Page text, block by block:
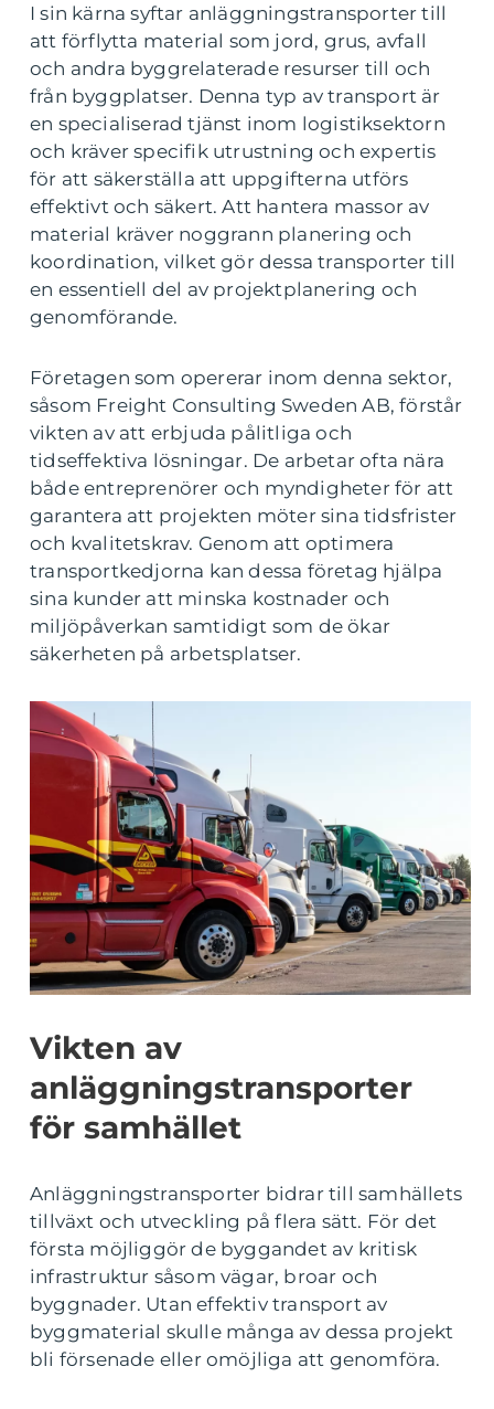
I sin kärna syftar anläggningstransporter till
att förflytta material som jord, grus, avfall
och andra byggrelaterade resurser till och
från byggplatser. Denna typ av transport är
en specialiserad tjänst inom logistiksektorn
och kräver specifik utrustning och expertis
för att säkerställa att uppgifterna utförs
effektivt och säkert. Att hantera massor av
material kräver noggrann planering och
koordination, vilket gör dessa transporter till
en essentiell del av projektplanering och
genomförande.
Företagen som opererar inom denna sektor,
såsom Freight Consulting Sweden AB, förstår
vikten av att erbjuda pålitliga och
tidseffektiva lösningar. De arbetar ofta nära
både entreprenörer och myndigheter för att
garantera att projekten möter sina tidsfrister
och kvalitetskrav. Genom att optimera
transportkedjorna kan dessa företag hjälpa
sina kunder att minska kostnader och
miljöpåverkan samtidigt som de ökar
säkerheten på arbetsplatser.
Vikten av
anläggningstransporter
för samhället
Anläggningstransporter bidrar till samhällets
tillväxt och utveckling på flera sätt. För det
första möjliggör de byggandet av kritisk
infrastruktur såsom vägar, broar och
byggnader. Utan effektiv transport av
byggmaterial skulle många av dessa projekt
bli försenade eller omöjliga att genomföra.